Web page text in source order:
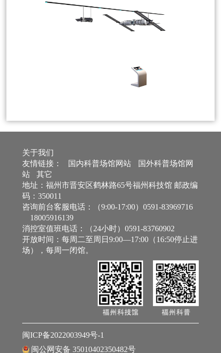
关于我们
友情链接：
国内科普场馆网站
国外科普场馆网
站
其它
地址：福州市晋安区鹤林路65号福州科技馆 邮政编
码：350011
咨询前台客服电话：（9:00-17:00）0591-83969716
18005916139
消控室值班电话：（24小时）0591-83760902
开放时间：每周二至周日9:00—17:00（16:50停止进
场），每周一闭馆。
闽ICP备2022003949号-1
闽公网安备 35010402350482号